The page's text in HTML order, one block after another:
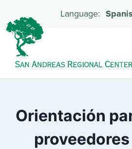
Orientación
proveedores